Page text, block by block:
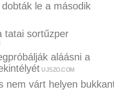
le a második
tatai sortűzper
aláásni a
UJSZO.COM
nem várt helyen